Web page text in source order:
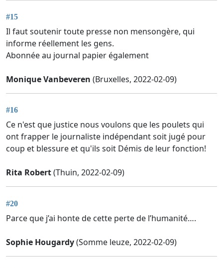
#15
Il faut soutenir toute presse non mensongère, qui
informe réellement les gens.
Abonnée au journal papier également
Monique Vanbeveren (Bruxelles, 2022-02-09)
#16
Ce n'est que justice nous voulons que les poulets qui
ont frapper le journaliste indépendant soit jugé pour
coup et blessure et qu'ils soit Démis de leur fonction!
Rita Robert(Thuin, 2022-02-09)
#20
Parce que j’ai honte de cette perte de l’humanité….
Sophie Hougardy(Somme leuze, 2022-02-09)